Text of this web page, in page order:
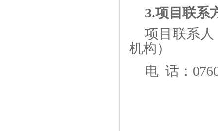
3.项目联系
项目联系
机构）
电 话：